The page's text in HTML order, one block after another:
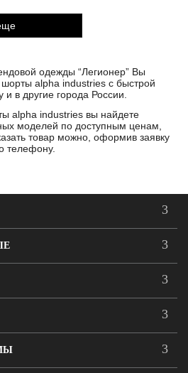
одежды “Легионер” Вы
alpha industries с быстрой
в другие города России.
alpha industries вы найдете
моделей по доступным ценам,
товар можно, оформив заявку
телефону.